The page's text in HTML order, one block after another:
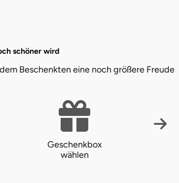
schöner wird
Beschenkten eine noch größere Freude
Geschenkbox
wählen